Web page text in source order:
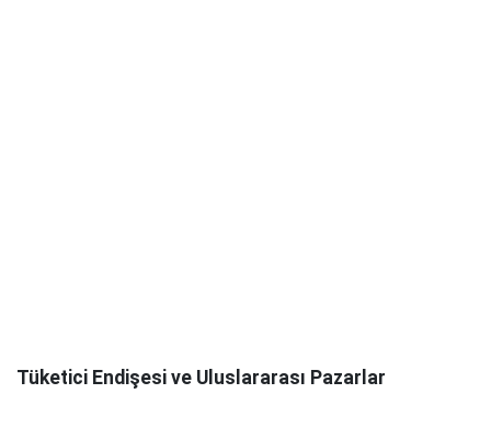
Tüketici Endişesi ve Uluslararası Pazarlar